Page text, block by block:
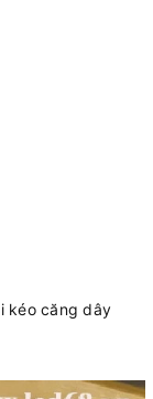
kéo căng dây